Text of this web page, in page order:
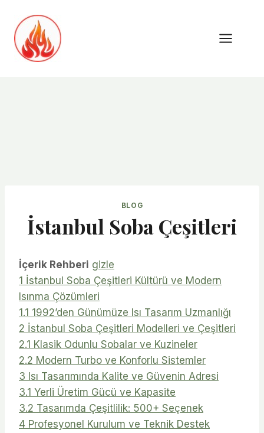
content
BLOG
İstanbul Soba Çeşitleri
İçerik Rehberi gizle
1 İstanbul Soba Çeşitleri Kültürü ve Modern
Isınma Çözümleri
1.1 1992’den Günümüze Isı Tasarım Uzmanlığı
2 İstanbul Soba Çeşitleri Modelleri ve Çeşitleri
2.1 Klasik Odunlu Sobalar ve Kuzineler
2.2 Modern Turbo ve Konforlu Sistemler
3 Isı Tasarımında Kalite ve Güvenin Adresi
3.1 Yerli Üretim Gücü ve Kapasite
3.2 Tasarımda Çeşitlilik: 500+ Seçenek
4 Profesyonel Kurulum ve Teknik Destek